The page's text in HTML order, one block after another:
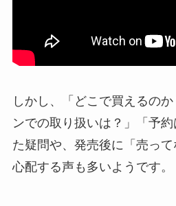
しかし、「どこで買えるの
ンでの取り扱いは？」「予
た疑問や、発売後に「売っ
心配する声も多いようです。